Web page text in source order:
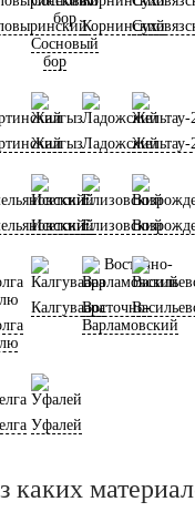
Сосновый
бор
Корнинский
ЖалгызЛадожскийЖельтау-
ИсетскийЕлизовский
КалгуваараВосточно-
Варламовский
Уфалей
каких